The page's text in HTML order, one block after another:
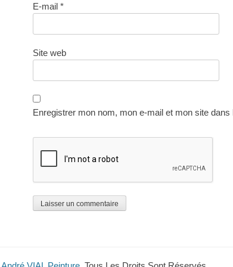
E-mail *
Site web
Enregistrer mon nom, mon e-mail et mon site